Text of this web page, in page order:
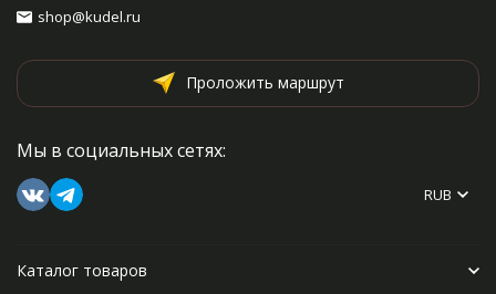
shop@kudel.ru
Проложить маршрут
Мы в социальных сетях:
RUB
Каталог товаров